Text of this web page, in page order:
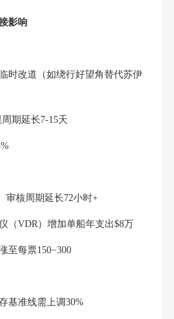
影响
时改道（如绕行好望角替代苏伊
期延长7-15天
审核周期延长72小时+
（VDR）增加单船年支出$8万
至每票150−300
基准线需上调30%